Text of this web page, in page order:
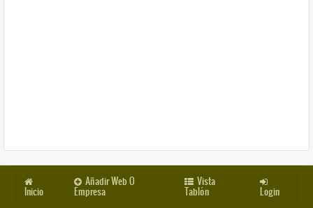
Inicio
Añadir Web O
Empresa
Vista
Tablón Login